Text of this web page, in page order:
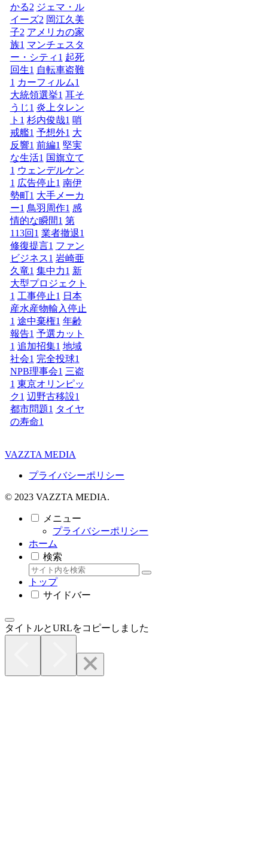
かる2 ジェマ・ル
イーズ2 岡江久美
子2 アメリカの家
族1 マンチェスタ
ー・シティ 1 起死
回生1 自転車盗難
1 カーフィルム1
大統領選挙1 耳そ
うじ1 炎上タレン
ト 1 杉内俊哉1 哨
戒艦1 予想外1 大
反響1 前編1 堅実
な生活1 国旗立て
1 ウェンデルケン
1 広告停止1 南伊
勢町1 大手メーカ
ー1 鳥羽周作1 感
情的な瞬間1 第
113回 1 業者撤退1
修復提言1 ファン
ビジネス1 岩崎亜
久竜1 集中力1 新
大型プロジェクト
1 工事停止1 日本
産水産物輸入停止
1 途中棄権1 年齢
報告1 予選カット
1 追加招集1 地域
社会1 完全投球1
NPB理事会1 三盗
1 東京オリンピッ
ク1 辺野古移設1
都市問題1 タイヤ
の寿命1
VAZZTA MEDIA
プライバシーポリシー
© 2023 VAZZTA MEDIA.
メニュー
プライバシーポリシー
ホーム
検索
トップ
サイドバー
タイトルとURLをコピーしました